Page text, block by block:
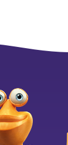
inkl. router
returret.